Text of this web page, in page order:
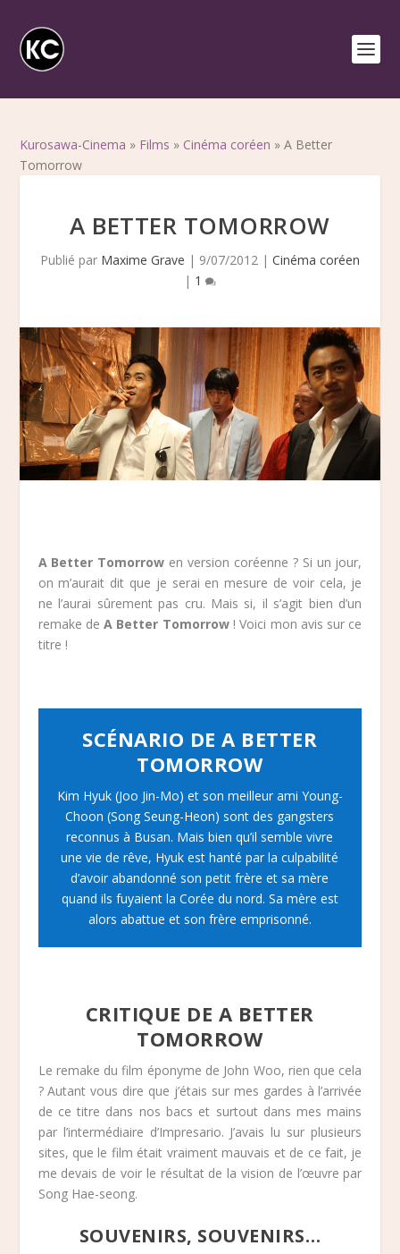
Kurosawa-Cinema » Films » Cinéma coréen »A Better
Tomorrow
A BETTER TOMORROW
Publié par Maxime Grave | 9/07/2012 | Cinéma coréen
| 1
A Better Tomorrow en version coréenne ? Si un jour,
on m’aurait dit que je serai en mesure de voir cela, je
ne l’aurai sûrement pas cru. Mais si, il s’agit bien d’un
remake deA Better Tomorrow! Voici mon avis sur ce
titre !
SCÉNARIO DE A BETTER
TOMORROW
Kim Hyuk (Joo Jin-Mo) et son meilleur ami Young-
Choon (Song Seung-Heon) sont des gangsters
reconnus à Busan. Mais bien qu’il semble vivre
une vie de rêve, Hyuk est hanté par la culpabilité
d’avoir abandonné son petit frère et sa mère
quand ils fuyaient la Corée du nord. Sa mère est
alors abattue et son frère emprisonné.
CRITIQUE DE A BETTER
TOMORROW
Le remake du film éponyme de John Woo, rien que cela
? Autant vous dire que j’étais sur mes gardes à l’arrivée
de ce titre dans nos bacs et surtout dans mes mains
par l’intermédiaire d’Impresario. J’avais lu sur plusieurs
sites, que le film était vraiment mauvais et de ce fait, je
me devais de voir le résultat de la vision de l’œuvre par
Song Hae-seong.
SOUVENIRS, SOUVENIRS…